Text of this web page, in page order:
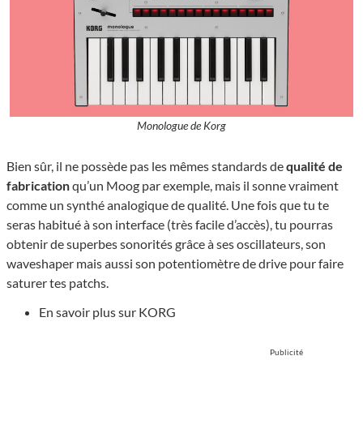
Monologue de Korg
Bien sûr, il ne possède pas les mêmes standards dequalité de
fabricationqu’un Moog par exemple, mais il sonne vraiment
comme un synthé analogique de qualité. Une fois que tu te
seras habitué à son interface (très facile d’accès), tu pourras
obtenir de superbes sonorités grâce à ses oscillateurs, son
waveshaper mais aussi son potentiomètre de drive pour faire
saturer tes patchs.
En savoir plus sur KORG
Publicité